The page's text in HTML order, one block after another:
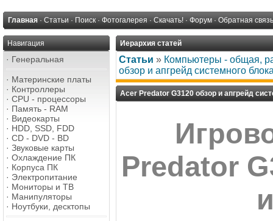
Главная · Статьи · Поиск · Фотогалерея · Скачать! · Форум · Обратная связь
Навигация
· Генеральная
· Материнские платы
· Контроллеры
· CPU - процессоры
· Память - RAM
· Видеокарты
· HDD, SSD, FDD
· CD - DVD - BD
· Звуковые карты
· Охлаждение ПК
· Корпуса ПК
· Электропитание
· Мониторы и ТВ
· Манипуляторы
· Ноутбуки, десктопы
Иерархия статей
Статьи » Компьютеры - общая,
обзор и апгрейд системного
Acer Predator G3120 обзор и апгрейд
Predator